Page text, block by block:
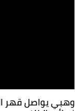
وهبي يواصل قهر